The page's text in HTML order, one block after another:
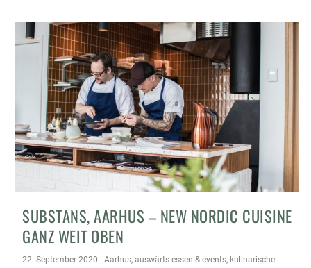
SUBSTANS, AARHUS – NEW NORDIC CUISINE
GANZ WEIT OBEN
22. September 2020 |Aarhus,auswärts essen & events, kulinarische